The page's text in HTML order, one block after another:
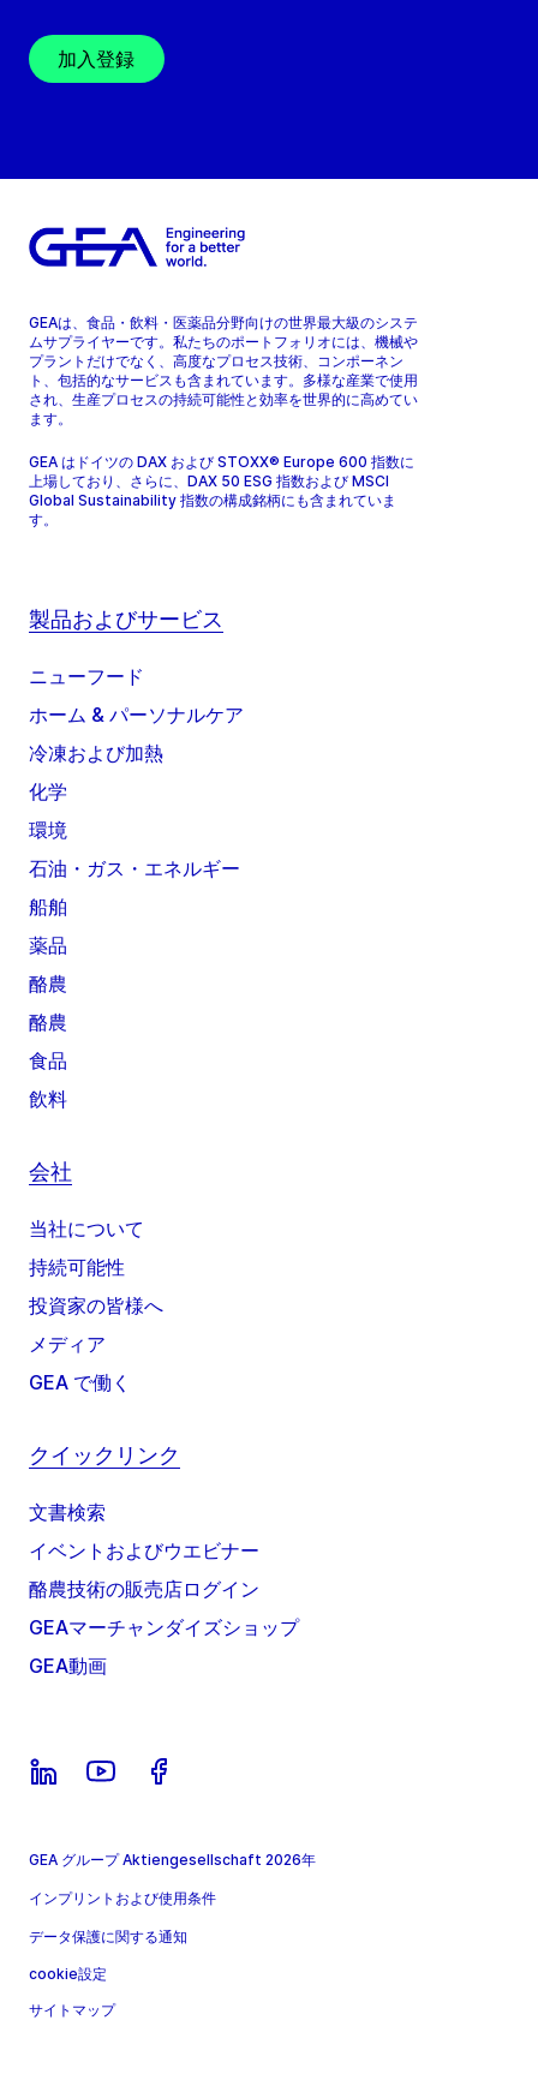
加入登録
GEAは、食品・飲料・医薬品分野向けの世界最大級のシステ
ムサプライヤーです。私たちのポートフォリオには、機械や
プラントだけでなく、高度なプロセス技術、コンポーネン
ト、包括的なサービスも含まれています。多様な産業で使用
され、生産プロセスの持続可能性と効率を世界的に高めてい
ます。
GEA はドイツの DAX および STOXX® Europe 600 指数に
上場しており、さらに、DAX 50 ESG 指数および MSCI
Global Sustainability 指数の構成銘柄にも含まれていま
す。
製品およびサービス
ニューフード
ホーム & パーソナルケア
冷凍および加熱
化学
環境
石油・ガス・エネルギー
船舶
薬品
酪農
酪農
食品
飲料
会社
当社について
持続可能性
投資家の皆様へ
メディア
GEA で働く
クイックリンク
文書検索
イベントおよびウエビナー
酪農技術の販売店ログイン
GEAマーチャンダイズショップ
GEA動画
GEA グループ Aktiengesellschaft 2026年
インプリントおよび使用条件
データ保護に関する通知
cookie設定
サイトマップ